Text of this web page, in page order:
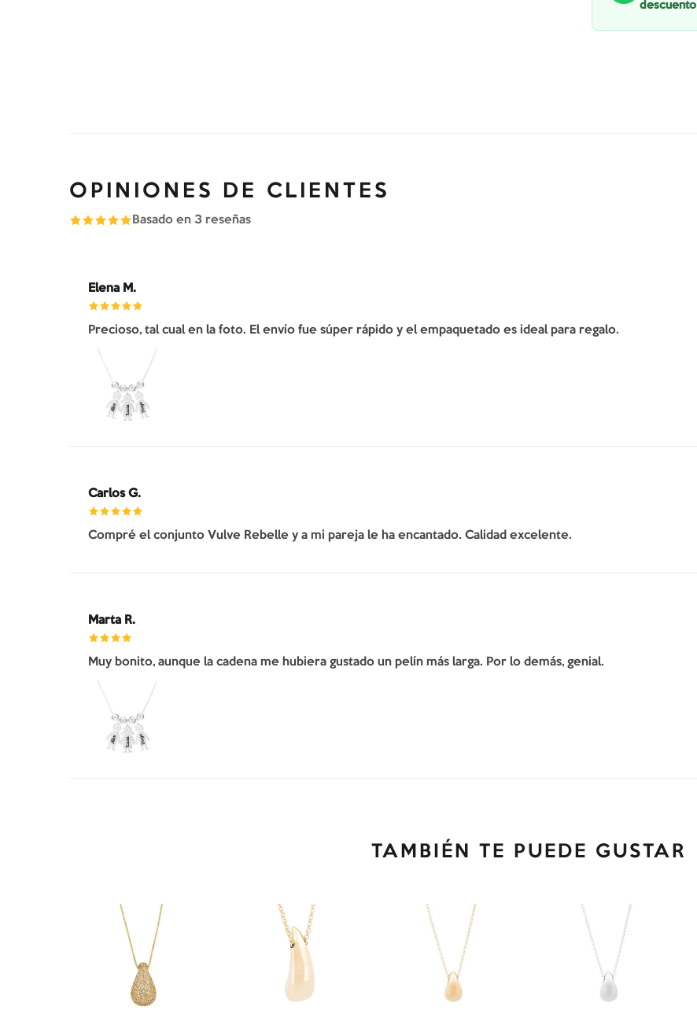
descuento
OPINIONES DE CLIENTES
Basado en 3 reseñas
Elena M.
Precioso, tal cual en la foto. El envío fue súper rápido y el empaquetado es ideal para regalo.
Carlos G.
Compré el conjunto Vulve Rebelle y a mi pareja le ha encantado. Calidad excelente.
Marta R.
Muy bonito, aunque la cadena me hubiera gustado un pelín más larga. Por lo demás, genial.
TAMBIÉN TE PUEDE GUSTAR